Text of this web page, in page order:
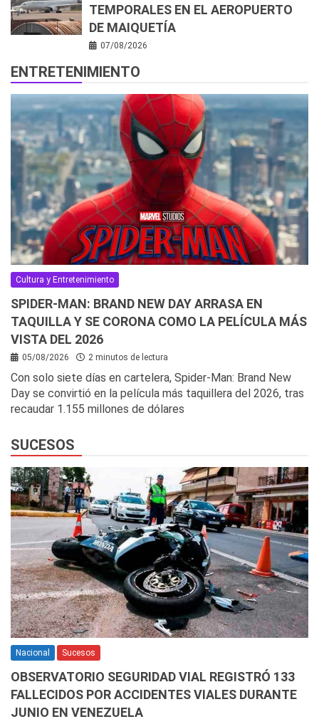
TEMPORALES EN EL AEROPUERTO
DE MAIQUETÍA
07/08/2026
ENTRETENIMIENTO
Cultura y Entretenimiento
SPIDER-MAN: BRAND NEW DAY ARRASA EN
TAQUILLA Y SE CORONA COMO LA PELÍCULA MÁS
VISTA DEL 2026
05/08/2026 2 minutos de lectura
Con solo siete días en cartelera, Spider-Man: Brand New
Day se convirtió en la película más taquillera del 2026, tras
recaudar 1.155 millones de dólares
SUCESOS
Nacional Sucesos
OBSERVATORIO SEGURIDAD VIAL REGISTRÓ 133
FALLECIDOS POR ACCIDENTES VIALES DURANTE
JUNIO EN VENEZUELA